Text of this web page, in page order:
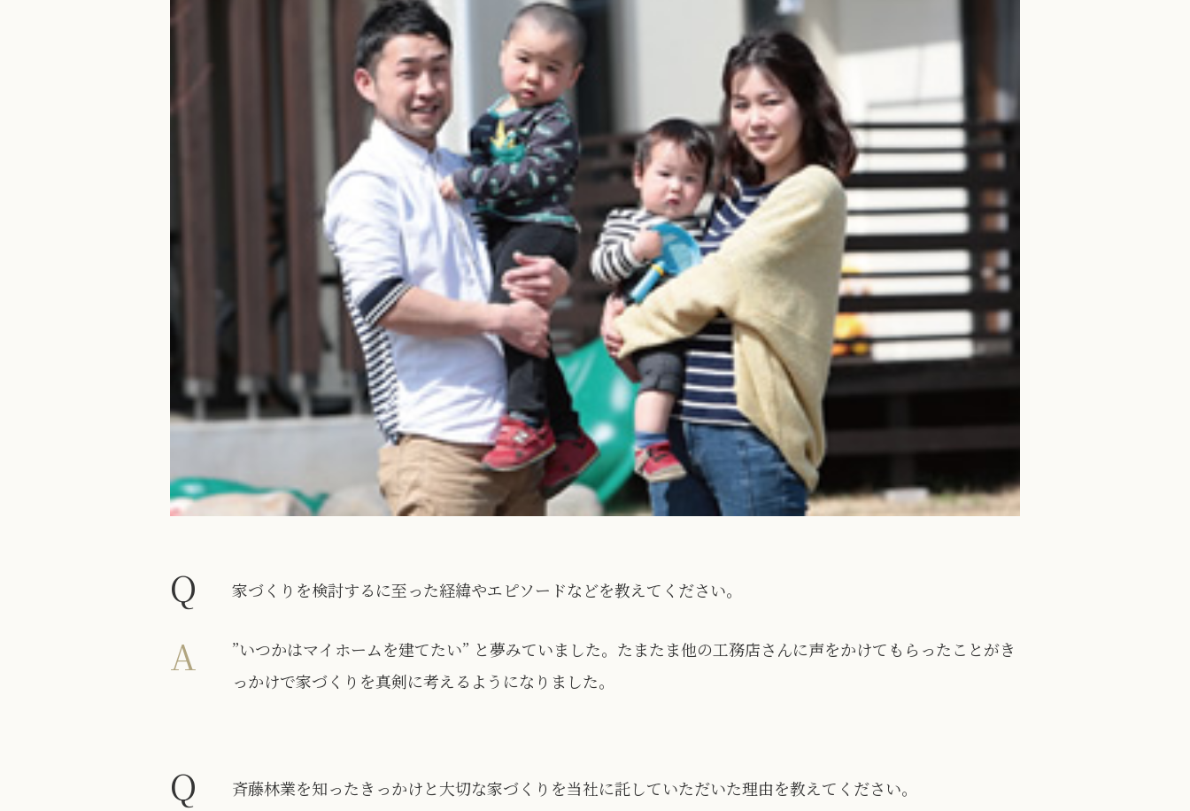
Q 家づくりを検討するに至った経緯やエピソードなどを教えてください。
A
”いつかはマイホームを建てたい” と夢みていました。たまたま他の工務店さんに声をかけてもらったことがき
っかけで家づくりを真剣に考えるようになりました。
Q 斉藤林業を知ったきっかけと大切な家づくりを当社に託していただいた理由を教えてください。